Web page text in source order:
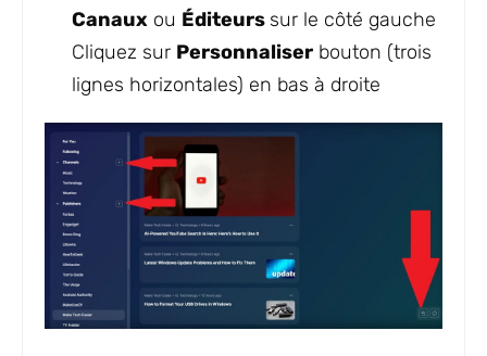
Canaux ou Éditeurs sur le côté gauche
Cliquez sur Personnaliser bouton (trois
lignes horizontales) en bas à droite